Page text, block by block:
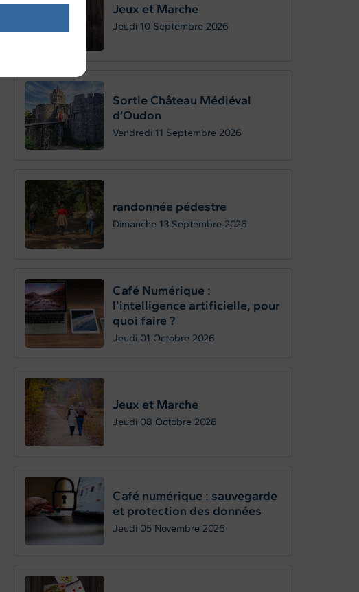
Jeux et Marche
Jeudi 10 Septembre 2026
Sortie Château Médiéval
d’Oudon
Vendredi 11 Septembre 2026
randonnée pédestre
Dimanche 13 Septembre 2026
Café Numérique :
l’intelligence artificielle, pour
quoi faire ?
Jeudi 01 Octobre 2026
Jeux et Marche
Jeudi 08 Octobre 2026
Café numérique : sauvegarde
et protection des données
Jeudi 05 Novembre 2026